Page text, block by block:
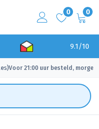
0 0
9.1/10
✓ Voor 21:00 uur besteld, morgen